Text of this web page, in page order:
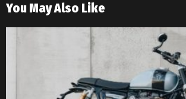
You May Also Like